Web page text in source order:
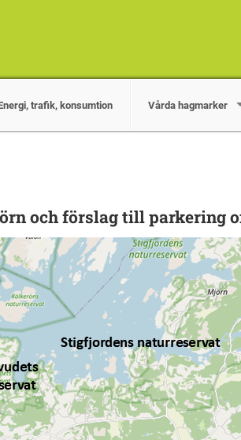
trafik, konsumtion Vårda hagmarker
och förslag till parkering